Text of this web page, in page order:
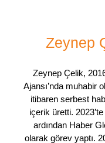
Zeynep
Zeynep Çelik,
Ajansı’nda muhabir
itibaren serbest
içerik üretti.
ardından Haber
olarak görev yaptı.